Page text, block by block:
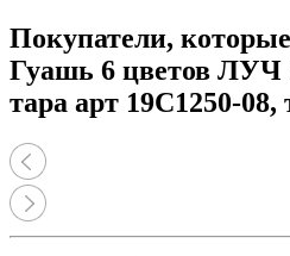
Покупатели,
Гуашь 6 цветов ЛУЧ
тара арт 19С1250-